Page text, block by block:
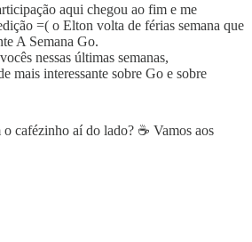
aqui chegou ao fim e me
=( o Elton volta de férias semana que
A Semana Go.
nessas últimas semanas,
mais interessante sobre Go e sobre
cafézinho aí do lado? ☕️ Vamos aos